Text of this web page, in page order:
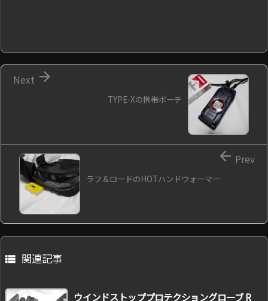
TYPE-Xの携帯ポーチ

Next
ラフ＆ロードのHOTハンドウォーマー
 Prev
 関連記事
ウインドストッププロテクショングローブ R